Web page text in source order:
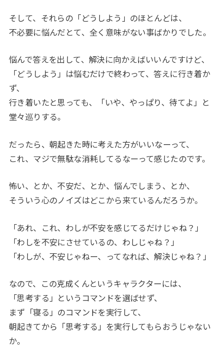
そして、それらの「どうしよう」のほとんどは、
不必要に悩んだとて、全く意味がない事ばかりでした。
悩んで答えを出して、解決に向かえばいいんですけど、
「どうしよう」は悩むだけで終わって、答えに行き着か
ず、
行き着いたと思っても、「いや、やっぱり、待てよ」と
堂々巡りする。
だったら、朝起きた時に考えた方がいいなーって、
これ、マジで無駄な消耗してるなーって感じたのです。
怖い、とか、不安だ、とか、悩んでしまう、とか、
そういう心のノイズはどこから来ているんだろうか。
「あれ、これ、わしが不安を感じてるだけじゃね？」
「わしを不安にさせているの、わしじゃね？」
「わしが、不安じゃねー、ってなれば、解決じゃね？」
なので、この克成くんというキャラクターには、
「思考する」というコマンドを選ばせず、
まず「寝る」のコマンドを実行して、
朝起きてから「思考する」を実行してもらおうじゃない
か。